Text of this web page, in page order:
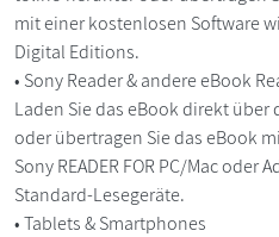
mit einer kostenlosen Software
Digital Editions.
• Sony Reader & andere eBook
Laden Sie das eBook direkt
oder übertragen Sie das eBook
Sony READER FOR PC/Mac
Standard-Lesegeräte.
• Tablets & Smartphones